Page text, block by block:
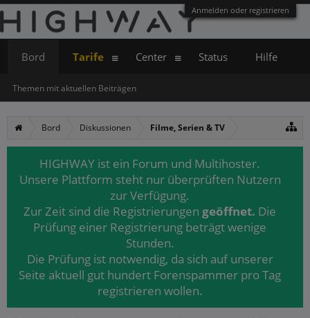
Anmelden oder registrieren
Bord Diskussionen Filme, Serien & TV
HIGHWAY ist ein Forum und Multihoster.
Unsere Plattform steht nur überprüften Nutzern
zur Verfügung.
Zur Zeit sind die Registrierungen geöffnet. Die
Prüfung einer Registrierung beträgt wenige
Stunden.
Die Prüfung ist notwendig, da sich auf unserer
Seite aktuell gut hundert Forenspammer pro Tag
registrieren wollen.
Bord
Themen mit aktuellen Beiträgen
Tarife Center Status Hilfe